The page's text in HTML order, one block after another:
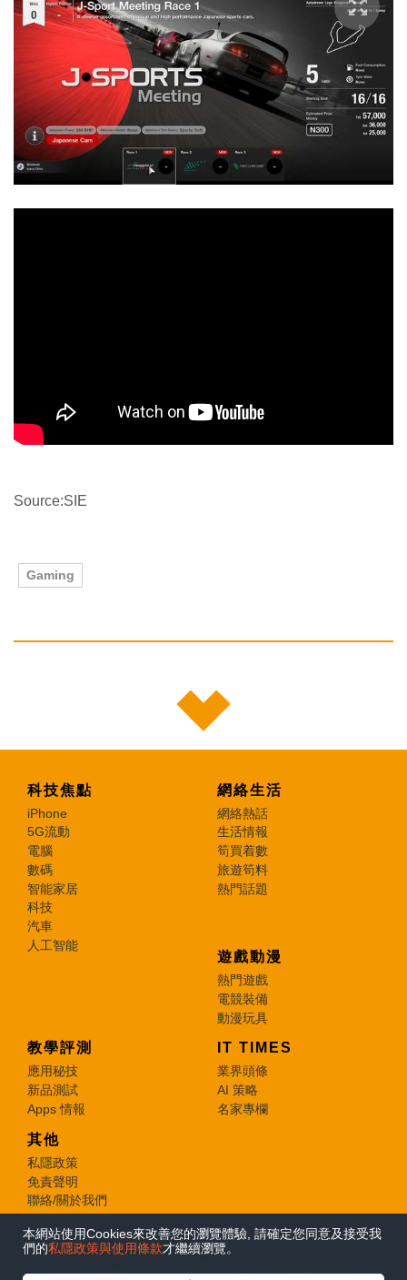
Source:SIE
Gaming
科技焦點
iPhone
5G流動
電腦
數碼
智能家居
科技
汽車
人工智能
網絡生活
網絡熱話
生活情報
筍買着數
旅遊筍料
熱門話題
遊戲動漫
熱門遊戲
電競裝備
動漫玩具
教學評測
應用秘技
新品測試
Apps 情報
IT TIMES
業界頭條
AI 策略
名家專欄
其他
私隱政策
免責聲明
聯絡/關於我們
© 2026 e-zone. All Rights Reserved.
本網站使用Cookies來改善您的瀏覽體驗, 請確定您同意及接受我
們的私隱政策與使用條款才繼續瀏覽。